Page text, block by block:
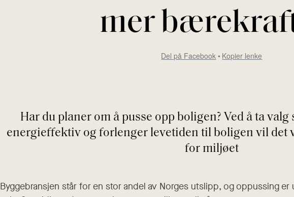
mer
Del på Facebook Kopier lenke
Har du planer om å pusse opp boligen? Ved å ta
energieffektiv og forlenger levetiden til boligen vil det
for miljøet
Byggebransjen står for en stor andel av Norges utslipp, og oppussing